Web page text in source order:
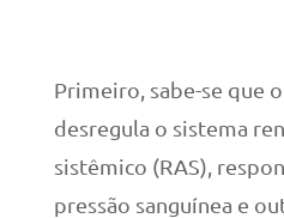
Primeiro, sabe-se que
desregula o sistema
sistêmico (RAS),
pressão sanguínea e